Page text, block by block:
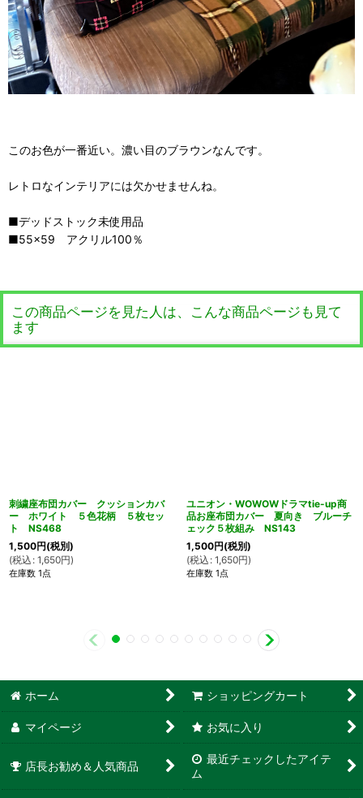
このお色が一番近い。濃い目のブラウンなんです。
レトロなインテリアには欠かせませんね。
■デッドストック未使用品
■55×59 アクリル100％
この商品ページを見た人は、こんな商品ページも見て
ます
刺繍座布団カバー クッションカバ
ー ホワイト ５色花柄 ５枚セッ
ト NS468
1,500円(税別)
(税込 : 1,650円)
在庫数 1点
ユニオン・WOWOWドラマtie-up商
品お座布団カバー 夏向き ブルーチ
ェック５枚組み NS143
1,500円(税別)
(税込 : 1,650円)
在庫数 1点
ホーム ショッピングカート
マイページ お気に入り
店長お勧め＆人気商品
最近チェックしたアイテ
ム